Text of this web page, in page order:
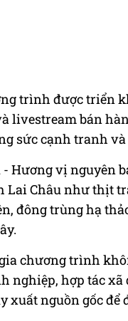
trình được triển
livestream bán
sức cạnh tranh
- Hương vị nguyên
Lai Châu như thịt
đông trùng hạ
chương trình
nghiệp, hợp tác
xuất nguồn gốc